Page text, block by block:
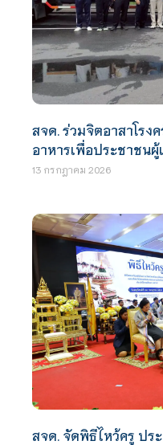
สจด. ร่วมจิตอาสาโรง
อาหารเพื่อประชาชน
13 กรกฎาคม 2026
สจด. จัดพิธีไหว้ครู ปร